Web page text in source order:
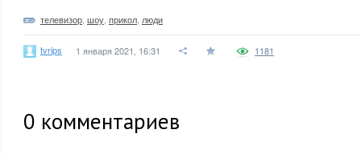
телевизор шоу прикол люди
tvrips 1 января 2021, 16:31 1181
0 комментариев